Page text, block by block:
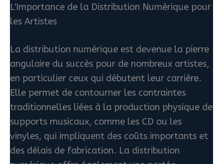
L'Importance de la Distribution Numérique pour
les Artistes
La distribution numérique est devenue la pierre
angulaire du succès pour de nombreux artistes,
en particulier ceux qui débutent leur carrière.
Elle permet de contourner les contraintes
traditionnelles liées à la production physique de
supports musicaux, comme les CD ou les
vinyles, qui impliquent des coûts importants et
des délais de fabrication. La distribution